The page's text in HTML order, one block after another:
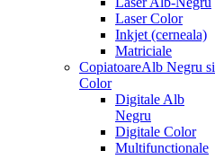
Laser Color
Inkjet (cerneala)
Matriciale
CopiatoareAlb Negru si
Color
Digitale Alb
Negru
Digitale Color
Multifunctionale